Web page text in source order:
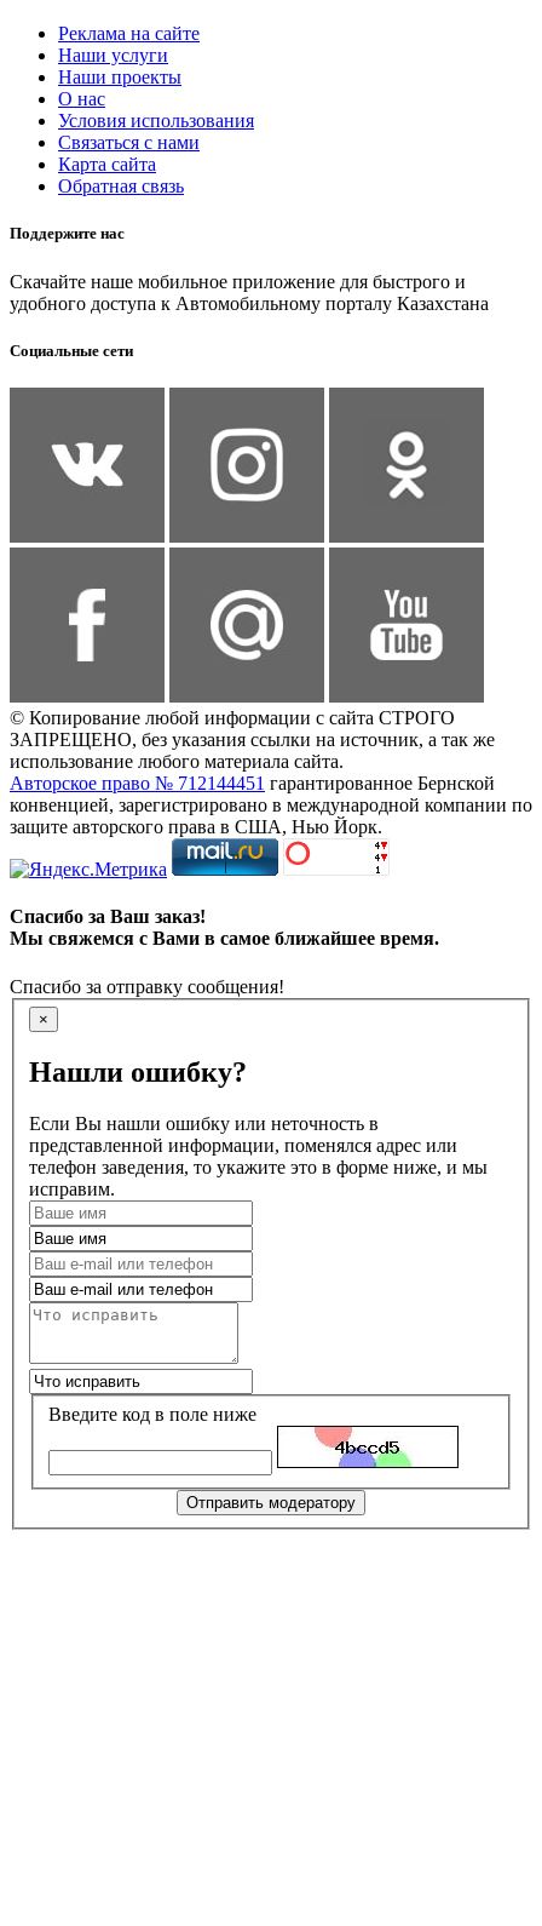
Реклама на сайте
Наши услуги
Наши проекты
О нас
Условия использования
Связаться с нами
Карта сайта
Обратная связь
Поддержите нас
Скачайте наше мобильное приложение для быстрого и
удобного доступа к Автомобильному порталу Казахстана
Социальные сети
© Копирование любой информации с сайта СТРОГО
ЗАПРЕЩЕНО, без указания ссылки на источник, а так же
использование любого материала сайта.
Авторское право № 712144451 гарантированное Бернской
конвенцией, зарегистрировано в международной компании по
защите авторского права в США, Нью Йорк.
Спасибо за Ваш заказ!
Мы свяжемся с Вами в самое ближайшее время.
Спасибо за отправку сообщения!
×
Нашли ошибку?
Если Вы нашли ошибку или неточность в
представленной информации, поменялся адрес или
телефон заведения, то укажите это в форме ниже, и мы
исправим.
Введите код в поле ниже
Отправить модератору